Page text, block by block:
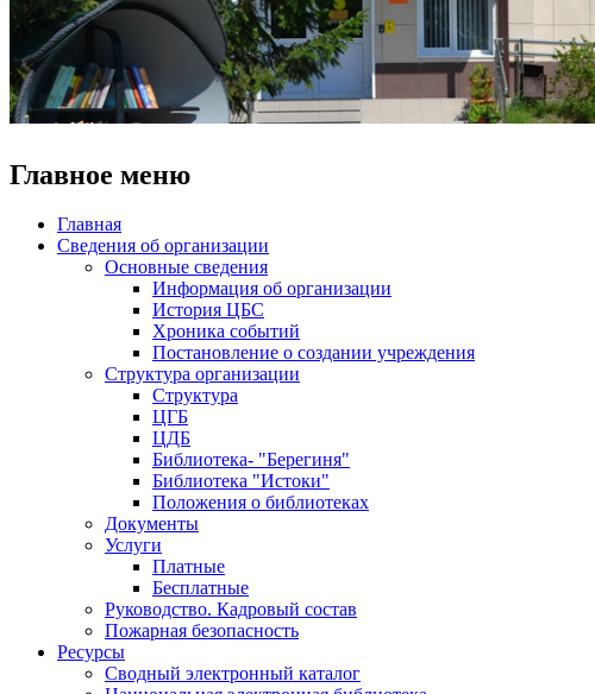
Главное меню
Главная
Сведения об организации
Основные сведения
Информация об организации
История ЦБС
Хроника событий
Постановление о создании учреждения
Структура организации
Структура
ЦГБ
ЦДБ
Библиотека- "Берегиня"
Библиотека "Истоки"
Положения о библиотеках
Документы
Услуги
Платные
Бесплатные
Руководство. Кадровый состав
Пожарная безопасность
Ресурсы
Сводный электронный каталог